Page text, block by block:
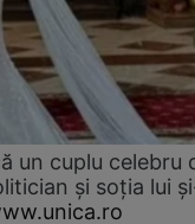
un cuplu celebru
și soția lui